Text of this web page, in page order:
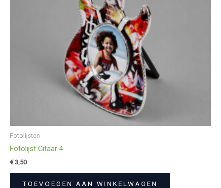
Fotolijsten
Fotolijst Gitaar 4
€3,50
TOEVOEGEN AAN WINKELWAGEN